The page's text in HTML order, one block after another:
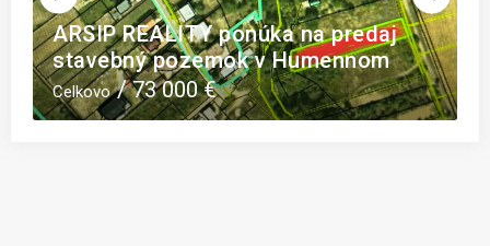
ARSIP REALITY ponúka na predaj
stavebný pozemok v Humennom
Celkovo 73 000 €